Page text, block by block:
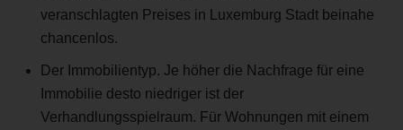
veranschlagten Preises in Luxemburg Stadt beinahe
chancenlos.
Der Immobilientyp. Je höher die Nachfrage für eine
Immobilie desto niedriger ist der
Verhandlungsspielraum. Für Wohnungen mit einem